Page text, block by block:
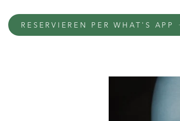
RESERVIEREN PER WHAT'S APP